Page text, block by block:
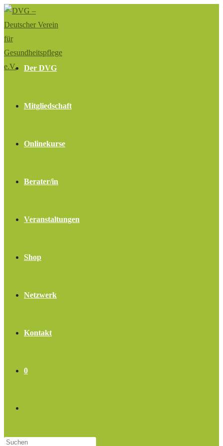
Zum
Inhalt
springen
Der DVG
Mitgliedschaft
Onlinekurse
Berater/in
Veranstaltungen
Shop
Netzwerk
Kontakt
0